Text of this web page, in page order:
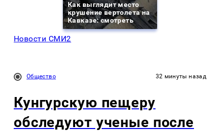
Как выглядит место
крушение вертолета на
Кавказе: смотреть
Новости СМИ2
Общество 32 минуты назад
Кунгурскую пещеру
обследуют ученые после